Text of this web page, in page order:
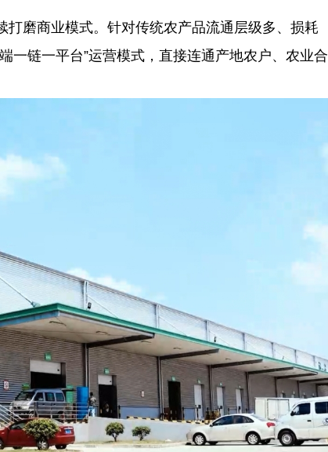
磨商业模式。针对传统农产品流通层级多、损耗
一链一平台”运营模式，直接连通产地农户、农业合